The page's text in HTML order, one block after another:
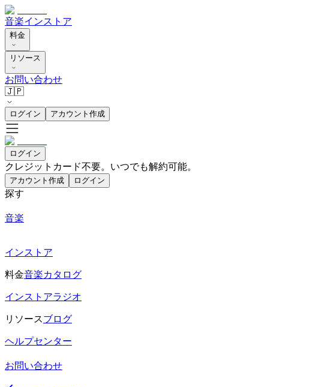
音楽インストア
料金
リソース
お問い合わせ
🇯🇵
ログイン アカウント作成
ログイン
クレジットカード不要。いつでも解約可能。
アカウント作成 ログイン
探す
音楽
インストア
料金音楽カタログ
インストアラジオ
リソースブログ
ヘルプセンター
お問い合わせ